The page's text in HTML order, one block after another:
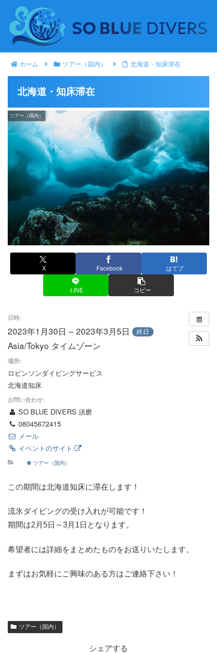
ホーム ツアー（国内） 北海道・知床滞在
北海道・知床滞在
ツアー（国内）
X Facebook はてブ
LINE コピー
日時:
2023年1月30日 – 2023年3月5日 終日
Asia/Tokyo タイムゾーン
場所:
ロビンソンダイビングサービス
北海道知床
お問い合わせ:
SO BLUE DIVERS 須磨
08045672415
メール
イベントのサイト
ツアー（国内）
この期間は北海道知床に滞在します！
流氷ダイビングの受け入れが可能です！
期間は2月5日～3月1日となります。
希望者には詳細をまとめたものをお送りいたします。
まずはお気軽にご興味のある方はご連絡下さい！
ツアー（国内）
シェアする